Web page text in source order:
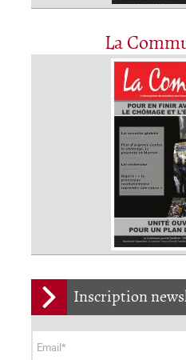
La
Inscription